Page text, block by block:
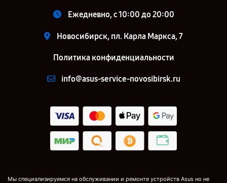
Ежедневно, с 10:00 до 20:00
Новосибирск, пл. Карла Маркса, 7
Политика конфиденциальности
info@asus-service-novosibirsk.ru
Мы специализируемся на обслуживании и ремонте устройств Asus но не